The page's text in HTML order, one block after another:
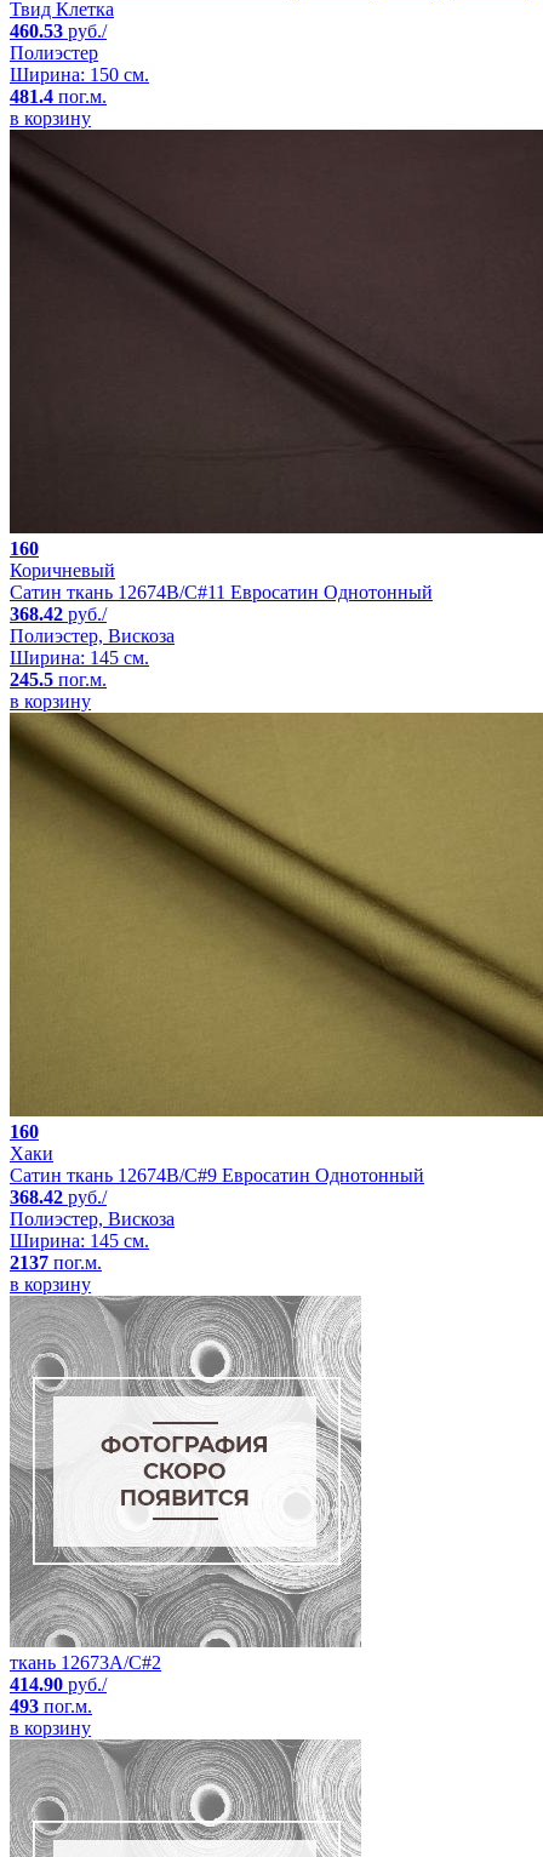
Твид Клетка
460.53 руб./
Полиэстер
Ширина: 150 см.
481.4 пог.м.
в корзину
160
Коричневый
Сатин ткань 12674B/C#11 Евросатин Однотонный
368.42 руб./
Полиэстер, Вискоза
Ширина: 145 см.
245.5 пог.м.
в корзину
160
Хаки
Сатин ткань 12674B/C#9 Евросатин Однотонный
368.42 руб./
Полиэстер, Вискоза
Ширина: 145 см.
2137 пог.м.
в корзину
ткань 12673A/C#2
414.90 руб./
493 пог.м.
в корзину